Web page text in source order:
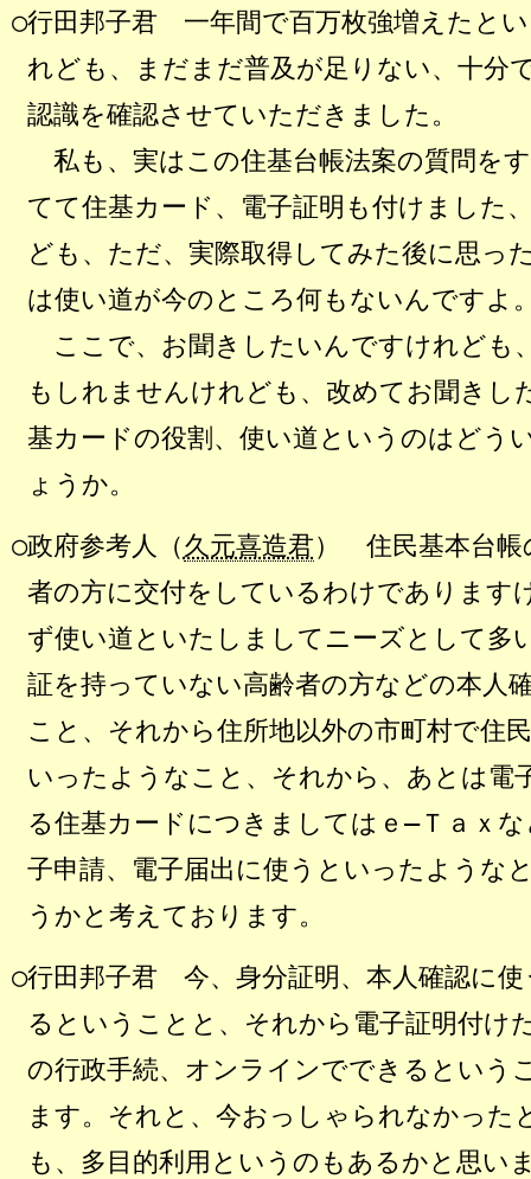
○行田邦子君 一年間で百万枚強増えたと
れども、まだまだ普及が足りない、十分
認識を確認させていただきました。
私も、実はこの住基台帳法案の質問を
てて住基カード、電子証明も付けました
ども、ただ、実際取得してみた後に思っ
は使い道が今のところ何もないんですよ
ここで、お聞きしたいんですけれども
もしれませんけれども、改めてお聞きし
基カードの役割、使い道というのはどう
ょうか。
○政府参考人（久元喜造君） 住民基本台帳
者の方に交付をしているわけであります
ず使い道といたしましてニーズとして多
証を持っていない高齢者の方などの本人
こと、それから住所地以外の市町村で住
いったようなこと、それから、あとは電
る住基カードにつきましてはｅ―Ｔａｘ
子申請、電子届出に使うといったような
うかと考えております。
○行田邦子君 今、身分証明、本人確認に
るということと、それから電子証明付け
の行政手続、オンラインでできるという
ます。それと、今おっしゃられなかった
も、多目的利用というのもあるかと思い